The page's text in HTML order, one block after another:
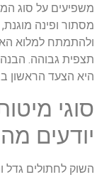
משפיעים על סוג
מסתור ופינה
ולהתמתח למלוא
תצפית גבוהה.
היא הצעד הראשון
סוגי
יודעים
השוק לחתולים גדל